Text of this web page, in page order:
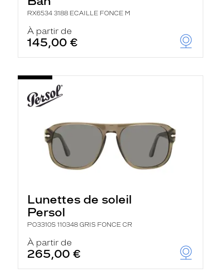
RX6534 3188 ECAILLE FONCE M
À partir de
145,00 €
Lunettes de soleil
Persol
PO3310S 110348 GRIS FONCE CR
À partir de
265,00 €